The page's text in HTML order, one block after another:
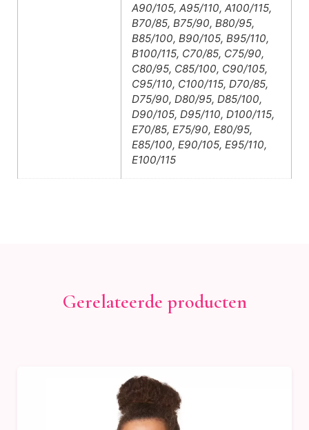
A90/105, A95/110, A100/115,
B70/85, B75/90, B80/95,
B85/100, B90/105, B95/110,
B100/115, C70/85, C75/90,
C80/95, C85/100, C90/105,
C95/110, C100/115, D70/85,
D75/90, D80/95, D85/100,
D90/105, D95/110, D100/115,
E70/85, E75/90, E80/95,
E85/100, E90/105, E95/110,
E100/115
Gerelateerde producten